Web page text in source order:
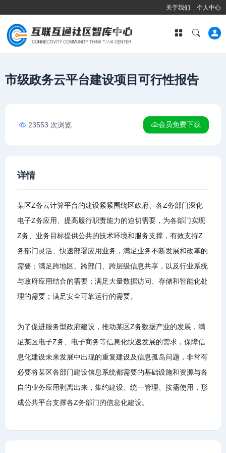
关于我们 个人中心
市级政务云平台建设项目可行性报告
23553 次浏览 会员免费下载
详情
某区Z务云计算平台的建设紧紧围绕区政府、各Z务部门深化
电子Z务应用、提高履行职责能力的迫切需要，为各部门实现
Z务、业务目标提供公共的技术环境和服务支撑，有效支持Z
务部门灵活、快速部署应用业务，满足业务不断发展和改革的
需要；满足跨地区、跨部门、跨层级信息共享，以及行业系统
与政府应用结合的需要；满足大量数据访问、存储和智能化处
理的需要；满足安全可靠运行的需要。
为了促进服务型政府建设，推动某区Z务数据产业的发展，满
足某区电子Z务、电子商务等信息化快速发展的需求，保障信
息化建设未来发展中出现的重复建设及信息孤岛问题，非常有
必要将某区各部门建设信息系统都需要的基础设施和资源与各
自的业务应用剥离出来，集约建设、统一管理、按需使用，形
成公共平台支撑各Z务部门的信息化建设。